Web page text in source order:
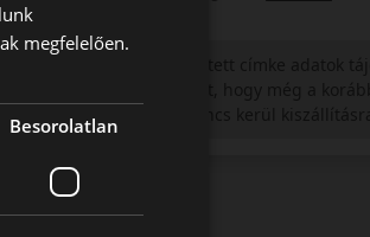
címkével ellátott abroncs kerül kiszállításra.
megfelelően.
Besorolatlan